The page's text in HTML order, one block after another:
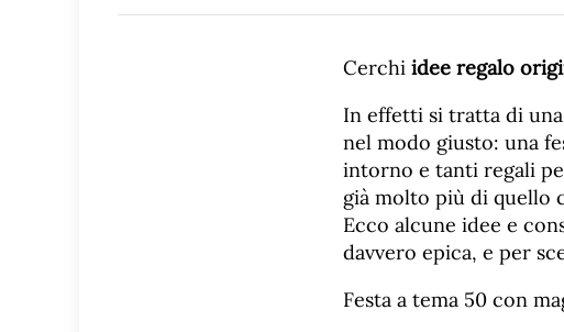
Cerchi idee regalo
In effetti si tratta di
nel modo giusto: una
intorno e tanti regali
già molto più di quello
Ecco alcune idee e
davvero epica, e per
Festa a tema 50 con